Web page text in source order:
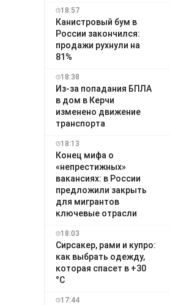
18:57
Канистровый бум в
России закончился:
продажи рухнули на
81%
18:38
Из-за попадания БПЛА
в дом в Керчи
изменено движение
транспорта
18:13
Конец мифа о
«непрестижных»
вакансиях: в России
предложили закрыть
для мигрантов
ключевые отрасли
18:03
Сирсакер, рами и купро:
как выбрать одежду,
которая спасет в +30
°C
17:44